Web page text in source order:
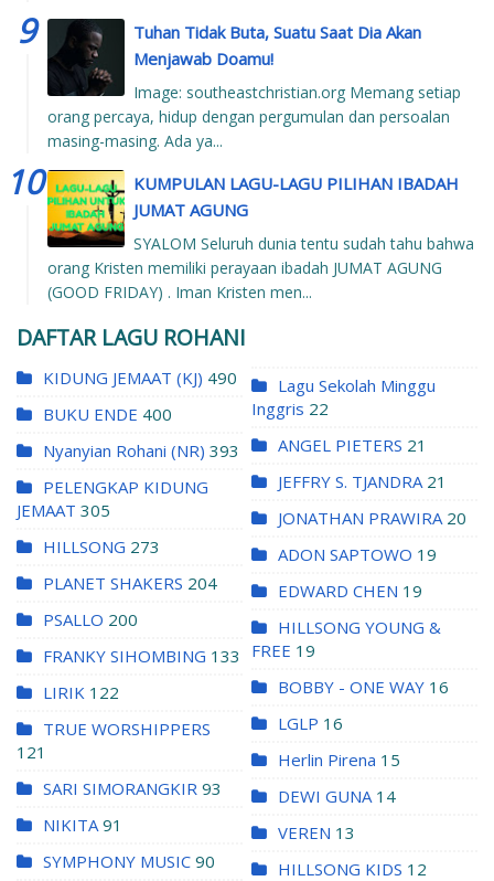
Tuhan Tidak Buta, Suatu Saat Dia Akan
Menjawab Doamu!
Image: southeastchristian.org Memang setiap
orang percaya, hidup dengan pergumulan dan persoalan
masing-masing. Ada ya...
KUMPULAN LAGU-LAGU PILIHAN IBADAH
JUMAT AGUNG
SYALOM Seluruh dunia tentu sudah tahu bahwa
orang Kristen memiliki perayaan ibadah JUMAT AGUNG
(GOOD FRIDAY) . Iman Kristen men...
DAFTAR LAGU ROHANI
KIDUNG JEMAAT (KJ) 490
BUKU ENDE 400
Nyanyian Rohani (NR) 393
PELENGKAP KIDUNG
JEMAAT 305
HILLSONG 273
PLANET SHAKERS 204
PSALLO 200
FRANKY SIHOMBING 133
LIRIK 122
TRUE WORSHIPPERS
121
SARI SIMORANGKIR 93
NIKITA 91
SYMPHONY MUSIC 90
Lagu Sekolah Minggu
Inggris 22
ANGEL PIETERS 21
JEFFRY S. TJANDRA 21
JONATHAN PRAWIRA 20
ADON SAPTOWO 19
EDWARD CHEN 19
HILLSONG YOUNG &
FREE 19
BOBBY - ONE WAY 16
LGLP 16
Herlin Pirena 15
DEWI GUNA 14
VEREN 13
HILLSONG KIDS 12